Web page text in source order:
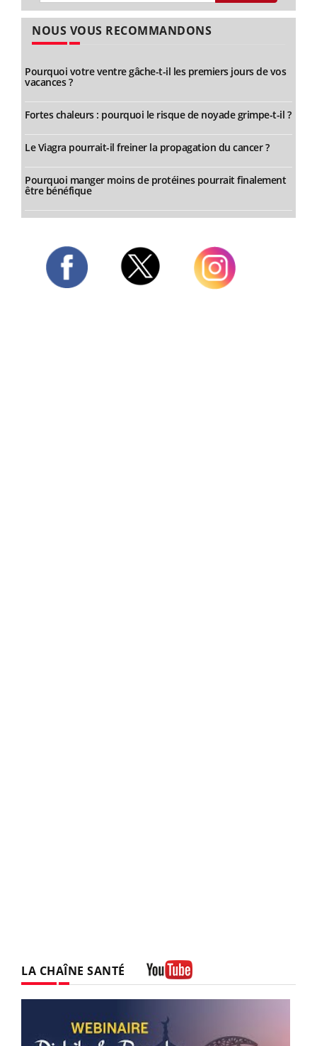
NOUS VOUS RECOMMANDONS
Pourquoi votre ventre gâche-t-il les premiers jours de vos
vacances ?
Fortes chaleurs : pourquoi le risque de noyade grimpe-t-il ?
Le Viagra pourrait-il freiner la propagation du cancer ?
Pourquoi manger moins de protéines pourrait finalement
être bénéfique
LA CHAÎNE SANTÉ